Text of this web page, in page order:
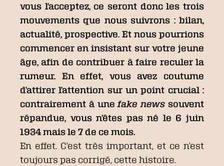
vous l’acceptez, ce seront donc les trois
mouvements que nous suivrons : bilan,
actualité, prospective. Et nous pourrions
commencer en insistant sur votre jeune
âge, afin de contribuer à faire reculer la
rumeur. En effet, vous avez coutume
d’attirer l’attention sur un point crucial :
contrairement à une fake news souvent
répandue, vous n’êtes pas né le 6 juin
1934 mais le 7 de ce mois.
En effet. C’est très important, et ce n’est
toujours pas corrigé, cette histoire.